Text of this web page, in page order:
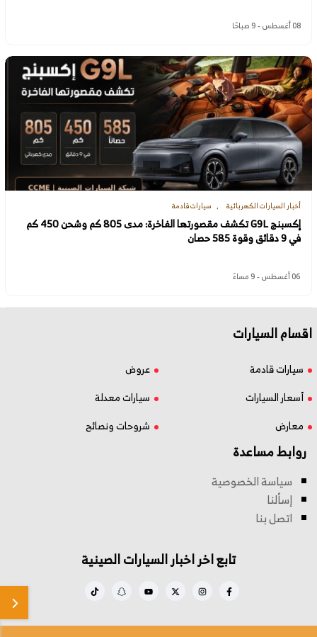
08 أغسطس - 9 صباحًا
أخبار السيارات الكهربائية سيارات قادمة
إكسبنج G9L تكشف مقصورتها الفاخرة: مدى 805 كم وشحن 450 كم
في 9 دقائق وقوة 585 حصان
06 أغسطس - 9 مساءً
اقسام السيارات
سيارات قادمة
عروض
أسعار السيارات
سيارات معدلة
معارض
شروحات ونصائح
روابط مساعدة
سياسة الخصوصية
إسألنا
اتصل بنا
تابع اخر اخبار السيارات الصينية